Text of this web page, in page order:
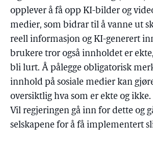
opplever å få opp KI-bilder og
medier, som bidrar til å vanne ut
reell informasjon og KI-generert
brukere tror også innholdet er
bli lurt. Å pålegge obligatorisk
innhold på sosiale medier kan
oversiktlig hva som er ekte og ikke.
Vil regjeringen gå inn for dette og
selskapene for å få implementert